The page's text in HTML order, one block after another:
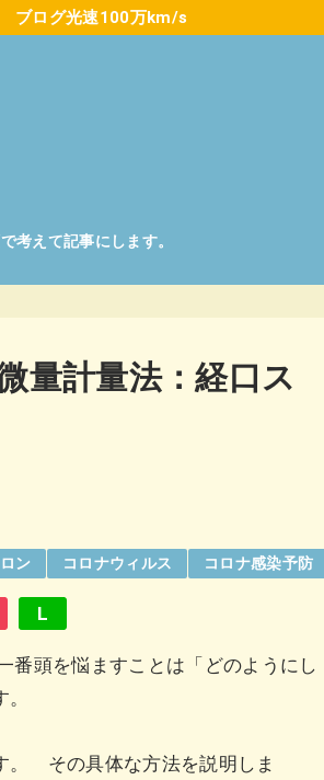
ブログ光速100万km/s
考えて記事にします。
量計量法：経口ス
ン コロナウィルス コロナ感染予防
L
番頭を悩ますことは「どのようにし
。
。 その具体な方法を説明しま